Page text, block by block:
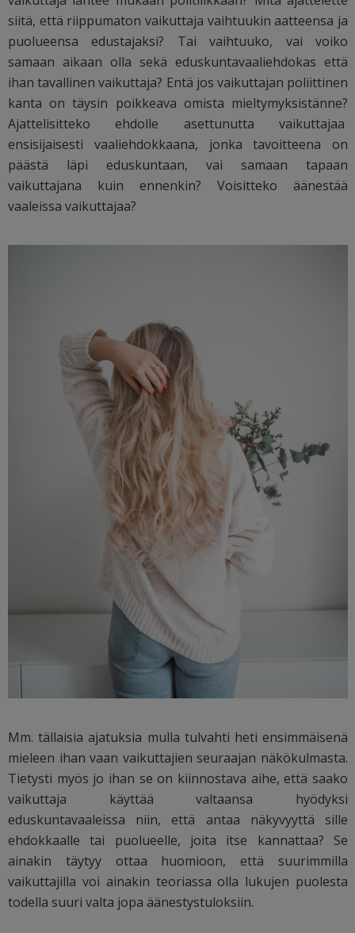
siitä, että riippumaton vaikuttaja vaihtuukin aatteensa ja
puolueensa edustajaksi? Tai vaihtuuko, vai voiko
samaan aikaan olla sekä eduskuntavaaliehdokas että
ihan tavallinen vaikuttaja? Entä jos vaikuttajan poliittinen
kanta on täysin poikkeava omista mieltymyksistänne?
Ajattelisitteko ehdolle asettunutta vaikuttajaa
ensisijaisesti vaaliehdokkaana, jonka tavoitteena on
päästä läpi eduskuntaan, vai samaan tapaan
vaikuttajana kuin ennenkin? Voisitteko äänestää
vaaleissa vaikuttajaa?
Mm. tällaisia ajatuksia mulla tulvahti heti ensimmäisenä
mieleen ihan vaan vaikuttajien seuraajan näkökulmasta.
Tietysti myös jo ihan se on kiinnostava aihe, että saako
vaikuttaja käyttää valtaansa hyödyksi
eduskuntavaaleissa niin, että antaa näkyvyyttä sille
ehdokkaalle tai puolueelle, joita itse kannattaa? Se
ainakin täytyy ottaa huomioon, että suurimmilla
vaikuttajilla voi ainakin teoriassa olla lukujen puolesta
todella suuri valta jopa äänestystuloksiin.